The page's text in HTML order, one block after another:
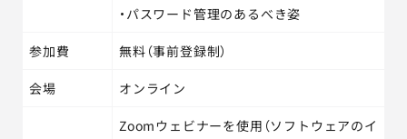
・パスワード管理のあるべき姿
参加費 無料（事前登録制）
会場 オンライン
Zoomウェビナーを使用（ソフトウェアのイ